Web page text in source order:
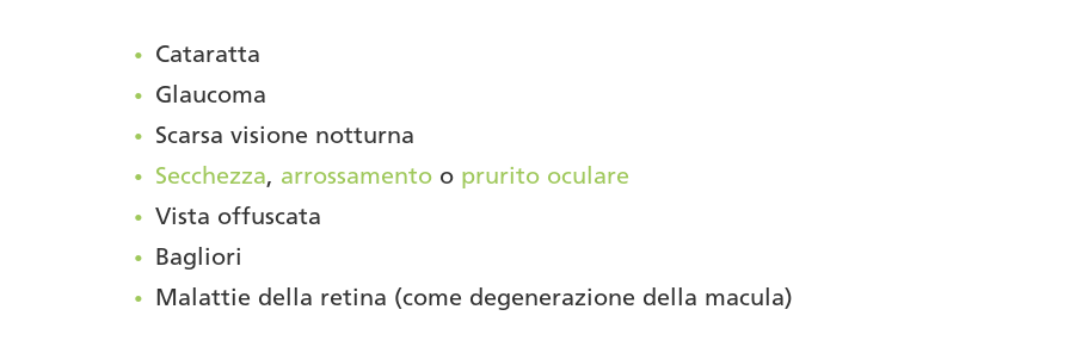
Cataratta
Glaucoma
Scarsa visione notturna
Secchezza, arrossamento o prurito oculare
Vista offuscata
Bagliori
Malattie della retina (come degenerazione della macula)